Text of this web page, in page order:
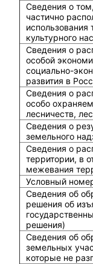
Сведения о
частично
использования
культурного
Сведения о
особой
социально-
развития в
Сведения о
особо
лесничеств,
Сведения о
земельного
Сведения о
территории, в
межевания
Условный
Сведения об
решения об
решения)
Сведения об
земельных
которые не